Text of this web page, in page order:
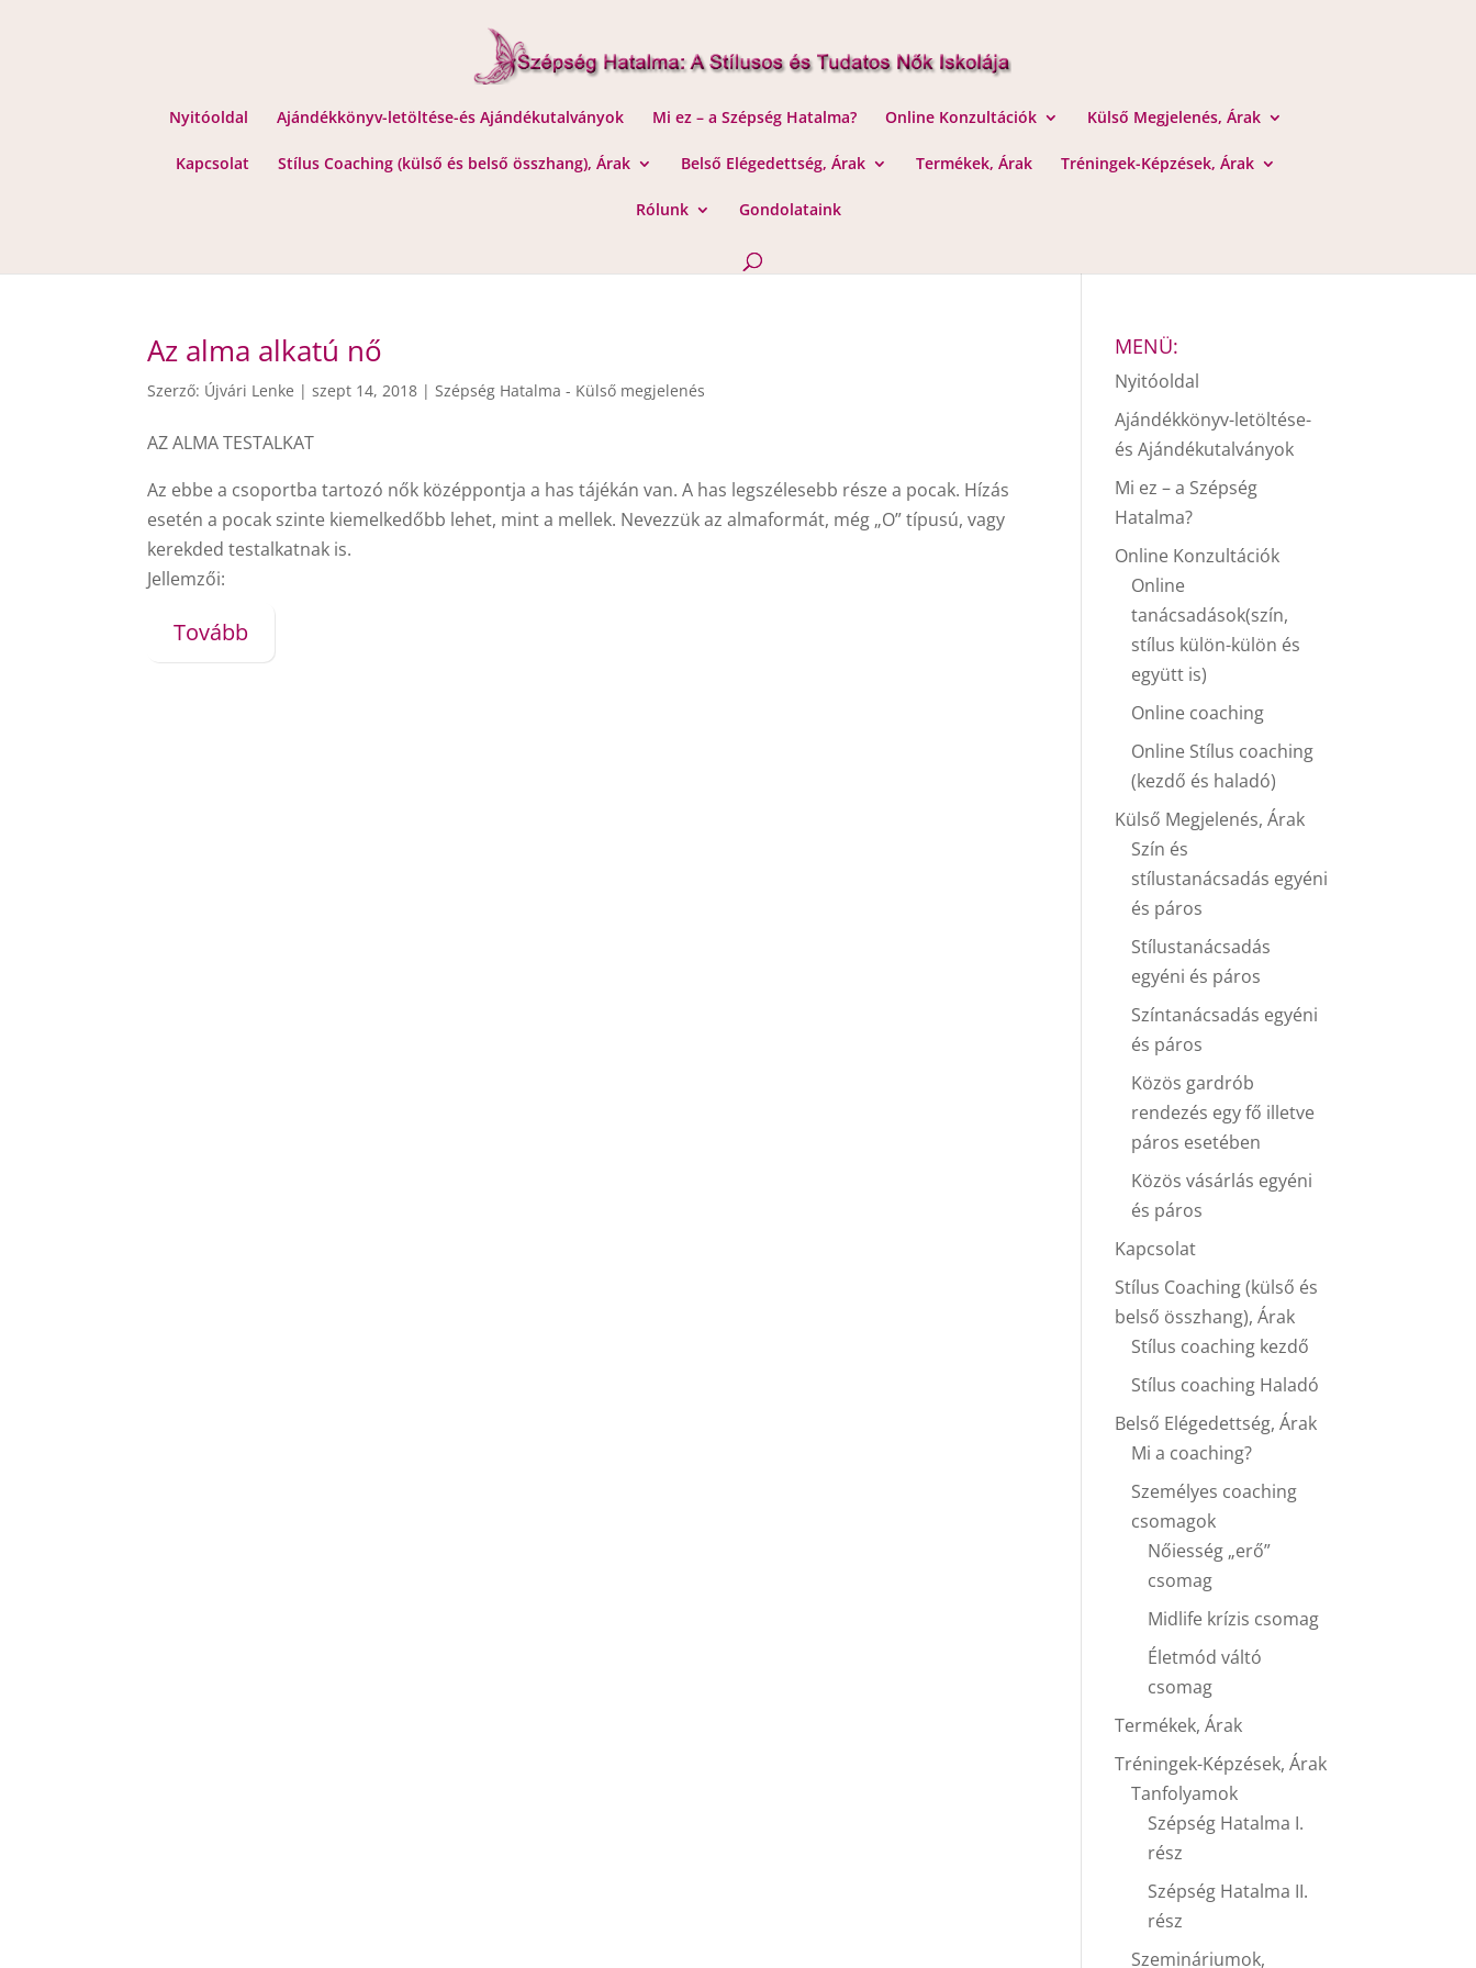
Nyitóoldal Ajándékkönyv-letöltése-és Ajándékutalványok Mi ez – a Szépség Hatalma? Online Konzultációk Külső Megjelenés, Árak
Kapcsolat Stílus Coaching (külső és belső összhang), Árak Belső Elégedettség, Árak Termékek, Árak Tréningek-Képzések, Árak
Rólunk Gondolataink
Az alma alkatú nő
Szerző: Újvári Lenke |szept 14, 2018 |Szépség Hatalma - Külső megjelenés
AZ ALMA TESTALKAT
Az ebbe a csoportba tartozó nők középpontja a has tájékán van. A has legszélesebb része a pocak. Hízás
esetén a pocak szinte kiemelkedőbb lehet, mint a mellek. Nevezzük az almaformát, még „O” típusú, vagy
kerekded testalkatnak is.
Jellemzői:
Tovább
MENÜ:
Nyitóoldal
Ajándékkönyv-letöltése-
és Ajándékutalványok
Mi ez – a Szépség
Hatalma?
Online Konzultációk
Online
tanácsadások(szín,
stílus külön-külön és
együtt is)
Online coaching
Online Stílus coaching
(kezdő és haladó)
Külső Megjelenés, Árak
Szín és
stílustanácsadás egyéni
és páros
Stílustanácsadás
egyéni és páros
Színtanácsadás egyéni
és páros
Közös gardrób
rendezés egy fő illetve
páros esetében
Közös vásárlás egyéni
és páros
Kapcsolat
Stílus Coaching (külső és
belső összhang), Árak
Stílus coaching kezdő
Stílus coaching Haladó
Belső Elégedettség, Árak
Mi a coaching?
Személyes coaching
csomagok
Nőiesség „erő”
csomag
Midlife krízis csomag
Életmód váltó
csomag
Termékek, Árak
Tréningek-Képzések, Árak
Tanfolyamok
Szépség Hatalma I.
rész
Szépség Hatalma II.
rész
Szemináriumok,